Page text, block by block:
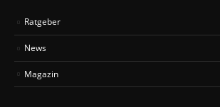
Ratgeber
News
Magazin